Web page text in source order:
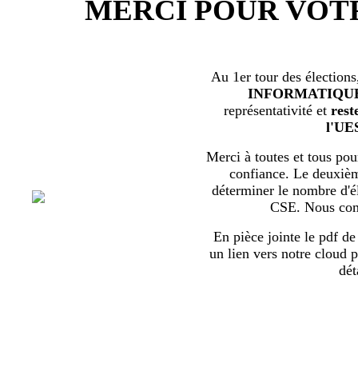
MERCI POUR
Au 1er tour des
représentativité et
Merci à toutes et tous
confiance. Le
déterminer le nombre
CSE. Nous
En pièce jointe le pdf de
un lien vers notre cloud